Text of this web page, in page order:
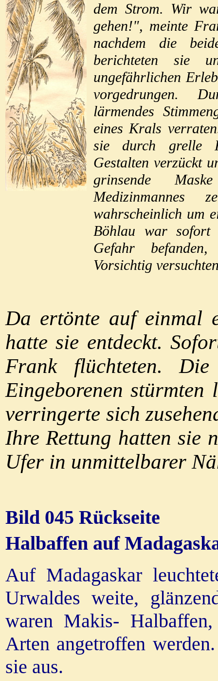
dem Strom. Wir
gehen!", meinte
nachdem die
berichteten sie
ungefährlichen
vorgedrungen.
lärmendes
eines Krals
sie durch grelle
Gestalten verzückt
grinsende
wahrscheinlich um
Böhlau war
Gefahr
Vorsichtig
Da ertönte auf einmal
hatte sie entdeckt.
Frank flüchteten. Die
Eingeborenen
verringerte sich
Ihre Rettung hatten sie
Ufer in unmittelbarer
Bild 045 Rückseite
Halbaffen auf
Auf Madagaskar
Urwaldes weite,
waren Makis-
Arten angetroffen
sie aus.